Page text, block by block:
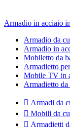
Armadio in acciaio
Armadio da
Armadio in
Mobiletto da
Armadietto
Mobile TV in
Armadietto da
 Armadi da
 Mobili da
 Armadietti